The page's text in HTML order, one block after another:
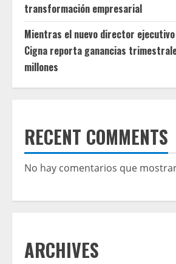
transformación empresarial
Mientras el nuevo director
Cigna reporta ganancias
millones
RECENT COMMENTS
No hay comentarios que
ARCHIVES